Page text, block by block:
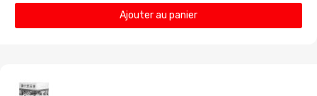
Ajouter au panier